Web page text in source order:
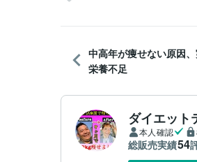
中高年が痩せない原因
栄養不足
ダイエット
本人確認
総販売実績54